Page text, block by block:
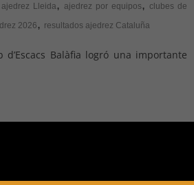
ajedrez Lleida, ajedrez por equipos, clubes de
2026, resultados ajedrez Cataluña
Balàfia logró una importante